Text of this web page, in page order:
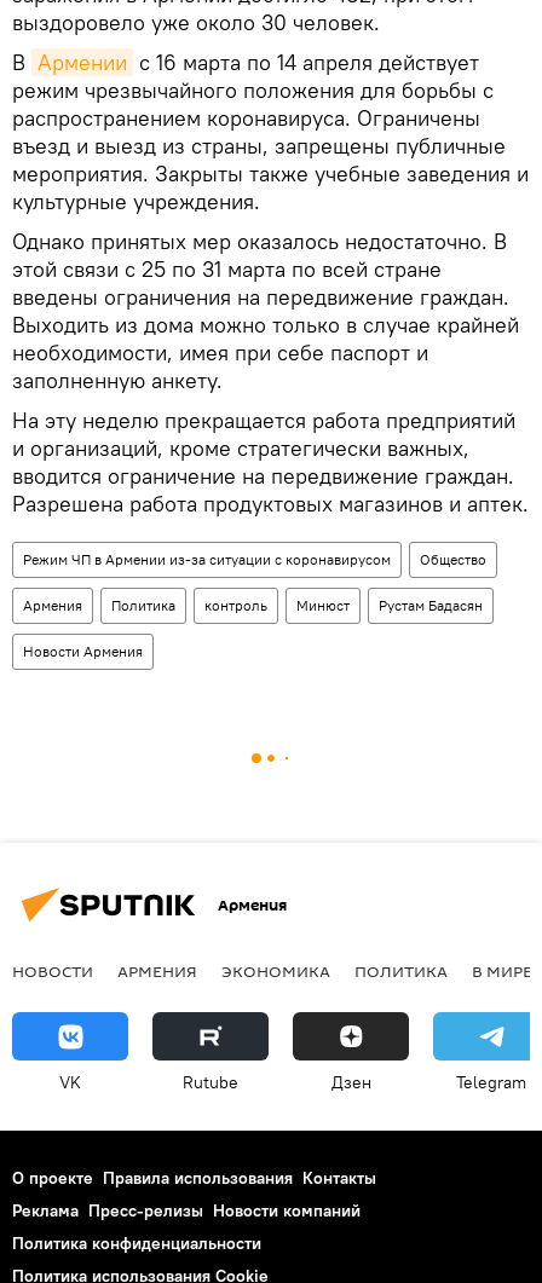
выздоровело уже около 30 человек.
В Армении с 16 марта по 14 апреля действует
режим чрезвычайного положения для борьбы с
распространением коронавируса. Ограничены
въезд и выезд из страны, запрещены публичные
мероприятия. Закрыты также учебные заведения и
культурные учреждения.
Однако принятых мер оказалось недостаточно. В
этой связи с 25 по 31 марта по всей стране
введены ограничения на передвижение граждан.
Выходить из дома можно только в случае крайней
необходимости, имея при себе паспорт и
заполненную анкету.
На эту неделю прекращается работа предприятий
и организаций, кроме стратегически важных,
вводится ограничение на передвижение граждан.
Разрешена работа продуктовых магазинов и аптек.
Режим ЧП в Армении из-за ситуации с коронавирусом Общество
Армения Политика контроль Минюст Рустам Бадасян
Новости Армения
Армения
НОВОСТИ АРМЕНИЯ ЭКОНОМИКА ПОЛИТИКА В МИРЕ
VK Rutube Дзен Telegram
О проекте Правила использования Контакты
Реклама Пресс-релизы Новости компаний
Политика конфиденциальности
Политика использования Cookie